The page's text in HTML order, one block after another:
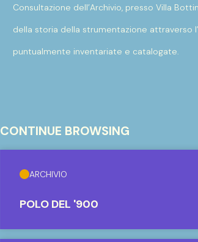
Consultazione dell’Archivio, presso Villa
della storia della strumentazione attraverso
puntualmente inventariate e catalogate.
CONTINUE BROWSING
ARCHIVIO
POLO DEL '900